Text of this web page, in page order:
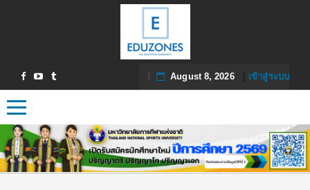
August 8, 2026| เข้าสู่ระบบ
Toggle navigation